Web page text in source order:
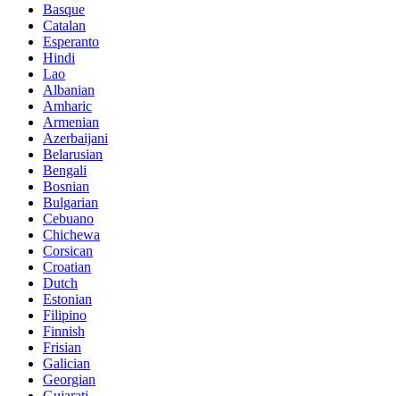
Basque
Catalan
Esperanto
Hindi
Lao
Albanian
Amharic
Armenian
Azerbaijani
Belarusian
Bengali
Bosnian
Bulgarian
Cebuano
Chichewa
Corsican
Croatian
Dutch
Estonian
Filipino
Finnish
Frisian
Galician
Georgian